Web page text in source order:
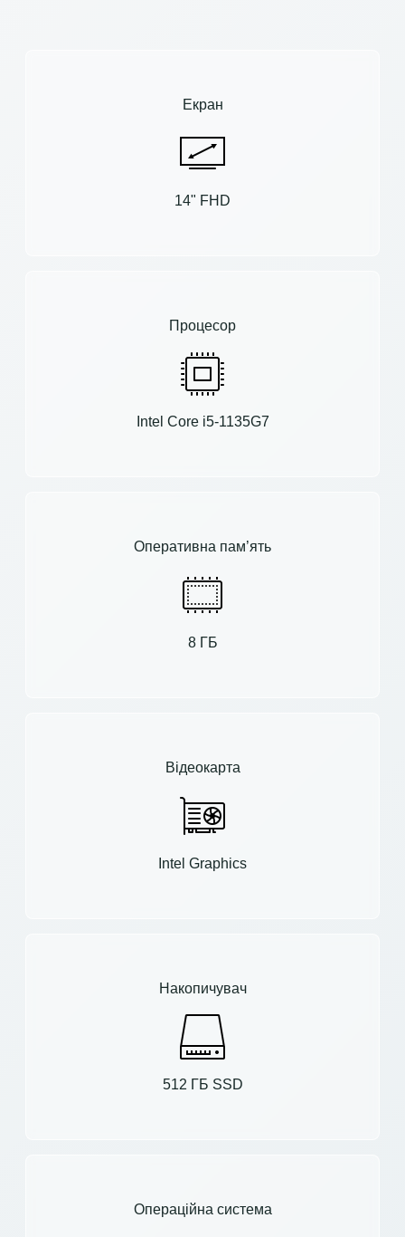
Екран
14" FHD
Процесор
Intel Core i5-1135G7
Оперативна пам’ять
8 ГБ
Відеокарта
Intel Graphics
Накопичувач
512 ГБ SSD
Операційна система